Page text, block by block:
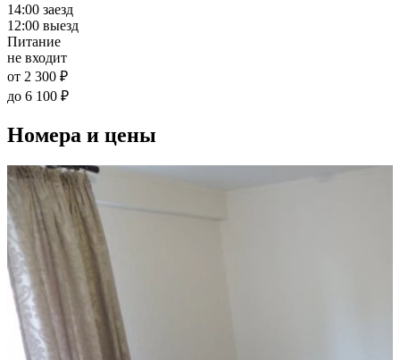
14:00 заезд
12:00 выезд
Питание
не входит
от 2 300 ₽
до 6 100 ₽
Номера и цены